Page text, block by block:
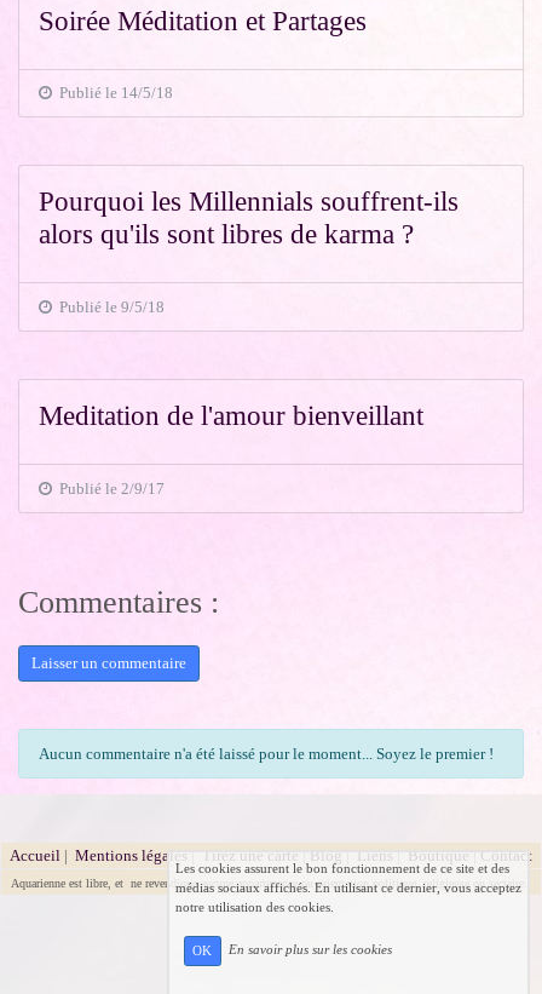
Soirée Méditation et Partages
Publié le 14/5/18
Pourquoi les Millennials souffrent-ils
alors qu'ils sont libres de karma ?
Publié le 9/5/18
Meditation de l'amour bienveillant
Publié le 2/9/17
Commentaires :
Laisser un commentaire
Aucun commentaire n'a été laissé pour le moment... Soyez le premier !
Accueil | Mentions légales|Tirez une carte|Blog|Liens|Boutique|Contact
Aquarienne est libre, et ne revendique aucune appartenance ou orientation politique, religieuse ou sectaire.
Les cookies assurent le bon fonctionnement de ce site et des
médias sociaux affichés. En utilisant ce dernier, vous acceptez
notre utilisation des cookies.
OK En savoir plus sur les cookies